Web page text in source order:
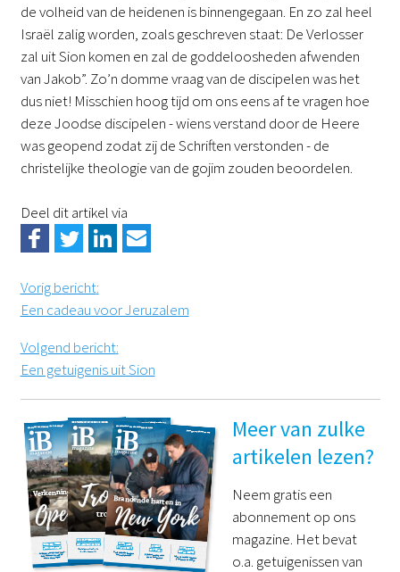
de volheid van de heidenen is binnengegaan. En zo zal heel
Israël zalig worden, zoals geschreven staat: De Verlosser
zal uit Sion komen en zal de goddeloosheden afwenden
van Jakob”. Zo’n domme vraag van de discipelen was het
dus niet! Misschien hoog tijd om ons eens af te vragen hoe
deze Joodse discipelen - wiens verstand door de Heere
was geopend zodat zij de Schriften verstonden - de
christelijke theologie van de gojim zouden beoordelen.
Deel dit artikel via
Vorig bericht:
Een cadeau voor Jeruzalem
Volgend bericht:
Een getuigenis uit Sion
Meer van zulke
artikelen lezen?
Neem gratis een
abonnement op ons
magazine. Het bevat
o.a. getuigenissen van